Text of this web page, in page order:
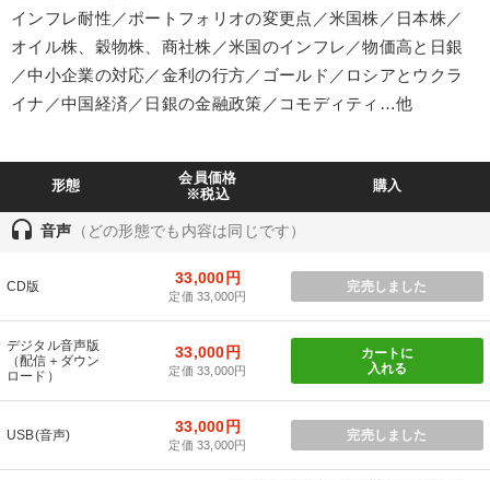
148回夏季大会 マーケティング 147回春季大会
仕事のスキルと人間力を高める知恵を身につける
【3月】音声・映像
集２タイトル
【2月】音声・映像
目的別
発想力を磨きたい 組織を強化したい 経営を改善したい
財務・数字力の向上
経営体系を学びたい
インフレ耐性／ポートフォリオの変更点／米国株／日本株／
オイル株、穀物株、商社株／米国のインフレ／物価高と日銀
／中小企業の対応／金利の行方／ゴールド／ロシアとウクラ
イナ／中国経済／日銀の金融政策／コモディティ…他
形態
会員価格
※税込
購入
headset 音声 （どの形態でも内容は同じです）
CD版 33,000円
定価 33,000円
完売しました
デジタル音声版
（配信＋ダウン
ロード）
33,000円
定価 33,000円
カートに
入れる
USB(音声) 33,000円
定価 33,000円
完売しました